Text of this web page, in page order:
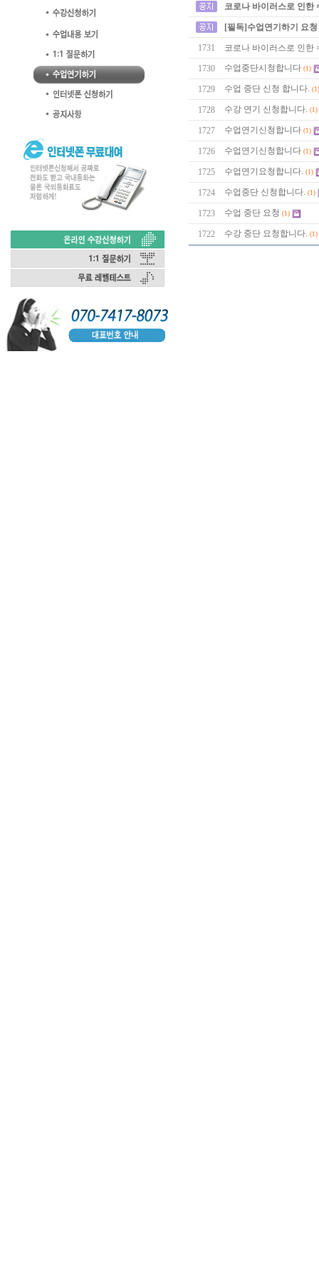
코로나 바이러스로 인한
[필독]수업연기하기 요
1731 코로나 바이러스로 인한
1730 수업중단시청합니다 (1)
1729 수업 중단 신청 합니다. (1)
1728 수강 연기 신청합니다. (1)
1727 수업연기신청합니다 (1)
1726 수업연기신청합니다 (1)
1725 수업연기요청합니다. (1)
1724 수업중단 신청합니다. (1)
1723 수업 중단 요청 (1)
1722 수강 중단 요청합니다. (1)